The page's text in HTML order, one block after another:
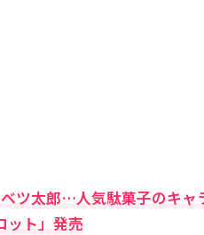
ツ太郎…人気駄菓子のキャ
ット」発売